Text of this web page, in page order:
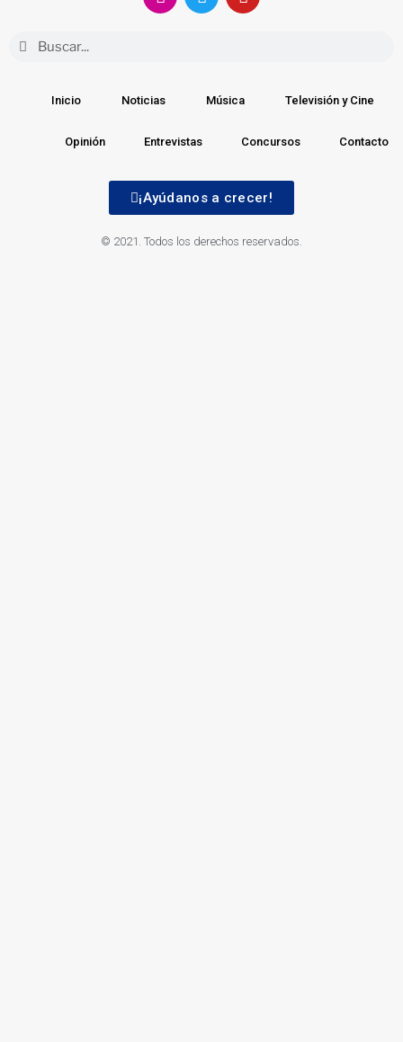
Inicio Noticias Música Televisión y Cine
Opinión Entrevistas Concursos Contacto
¡Ayúdanos a crecer!
© 2021. Todos los derechos reservados.